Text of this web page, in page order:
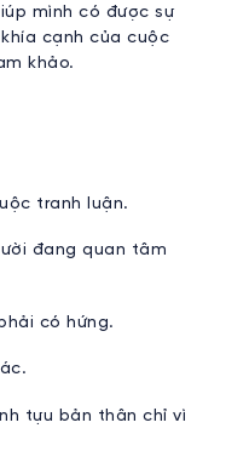
mình có được sự
cạnh của cuộc
khảo.
tranh luận.
đang quan tâm
có hứng.
tựu bản thân chỉ vì